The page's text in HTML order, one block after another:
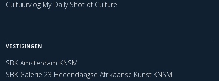
Cultuurvlog My Daily Shot of Culture
VESTIGINGEN
SBK Amsterdam KNSM
SBK Galerie 23 Hedendaagse Afrikaanse Kunst KNSM